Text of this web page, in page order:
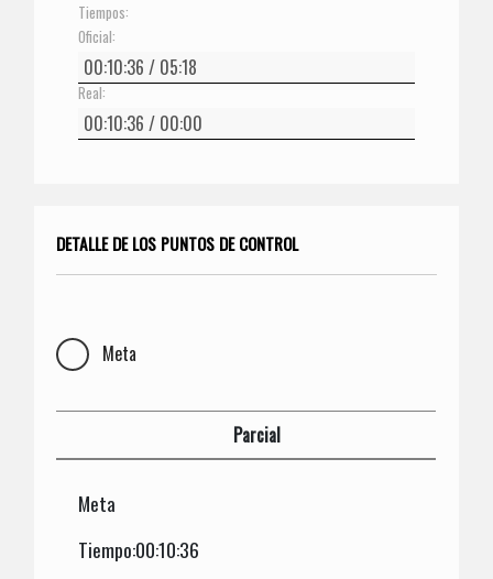
Tiempos:
Oficial:
Real:
DETALLE DE LOS PUNTOS DE CONTROL
Meta
Parcial
Meta
Tiempo:00:10:36